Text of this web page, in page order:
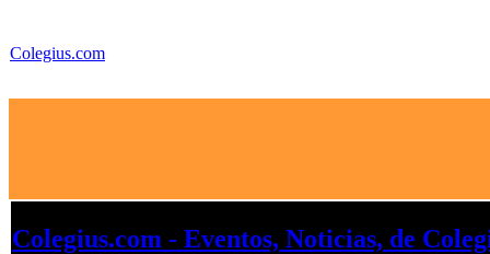
Colegius.com
Colegius.com - Eventos, Noticias, de